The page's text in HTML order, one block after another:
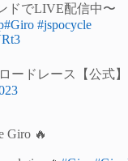
ドでLIVE配信中〜
#Giro #jspocycle
ードレース【公式】
Giro 🔥